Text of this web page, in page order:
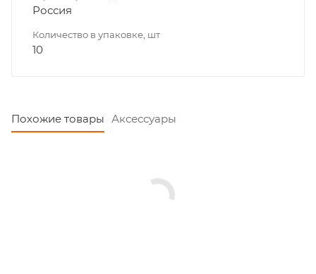
Россия
Количество в упаковке, шт
10
Похожие товары Аксессуары